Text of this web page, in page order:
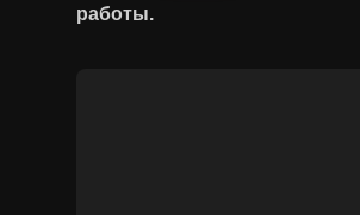
работы.